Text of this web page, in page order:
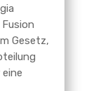
Gesetz,